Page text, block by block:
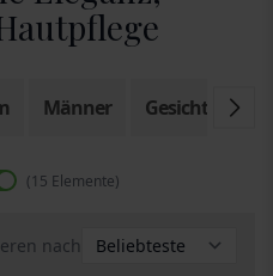
Männer Gesicht
15 Elemente
nach